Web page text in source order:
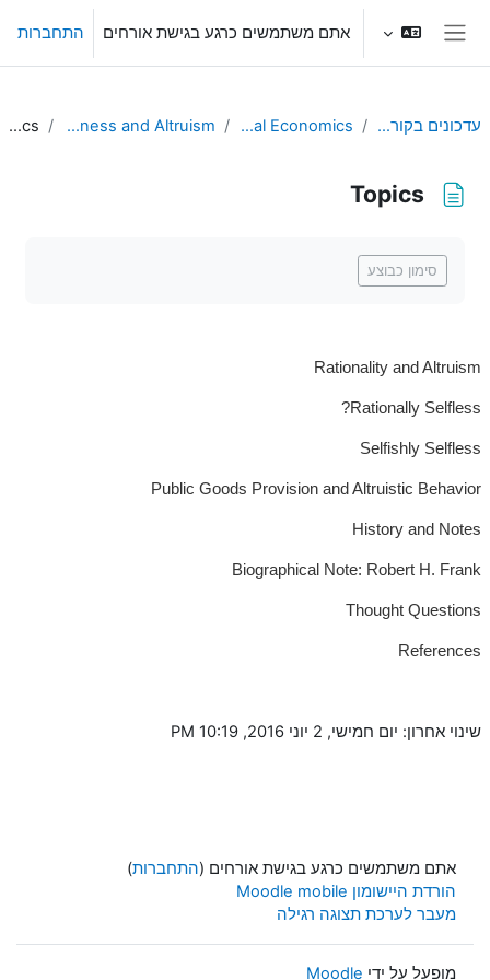
חלון סקירה צדדי
אתם משתמשים כרגע בגישת אורחים התחברות
עדכונים בקורסים שלי Behavioral Economics
L14. Selfishness and Altruism
Topics
Topics
סימון כבוצע
Rationality and Altruism
Rationally Selfless?
Selfishly Selfless
Public Goods Provision and Altruistic Behavior
History and Notes
Biographical Note: Robert H. Frank
Thought Questions
References
שינוי אחרון: יום חמישי, 2 יוני 2016, 10:19 PM
אתם משתמשים כרגע בגישת אורחים (התחברות)
הורדת היישומון Moodle mobile
מעבר לערכת תצוגה רגילה
מופעל על ידי Moodle